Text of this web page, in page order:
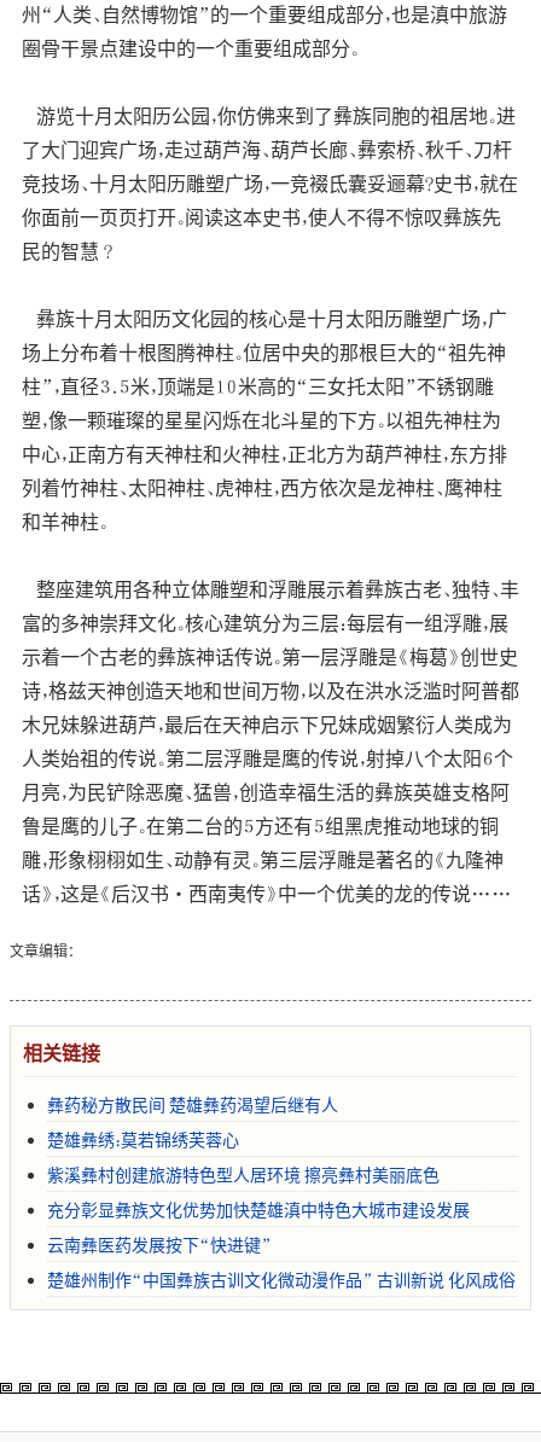
州“人类、自然博物馆”的一个重要组成部分，也是滇中旅游
圈骨干景点建设中的一个重要组成部分。
游览十月太阳历公园，你仿佛来到了彝族同胞的祖居地。进
了大门迎宾广场，走过葫芦海、葫芦长廊、彝索桥、秋千、刀杆
竞技场、十月太阳历雕塑广场，一竞裰氐囊妥逦幕?史书，就在
你面前一页页打开。阅读这本史书，使人不得不惊叹彝族先
民的智慧 ?
彝族十月太阳历文化园的核心是十月太阳历雕塑广场，广
场上分布着十根图腾神柱。位居中央的那根巨大的“祖先神
柱”，直径３．５米，顶端是１０米高的“三女托太阳”不锈钢雕
塑，像一颗璀璨的星星闪烁在北斗星的下方。以祖先神柱为
中心，正南方有天神柱和火神柱，正北方为葫芦神柱，东方排
列着竹神柱、太阳神柱、虎神柱，西方依次是龙神柱、鹰神柱
和羊神柱。
整座建筑用各种立体雕塑和浮雕展示着彝族古老、独特、丰
富的多神崇拜文化。核心建筑分为三层：每层有一组浮雕，展
示着一个古老的彝族神话传说。第一层浮雕是《梅葛》创世史
诗，格兹天神创造天地和世间万物，以及在洪水泛滥时阿普都
木兄妹躲进葫芦，最后在天神启示下兄妹成姻繁衍人类成为
人类始祖的传说。第二层浮雕是鹰的传说，射掉八个太阳６个
月亮，为民铲除恶魔、猛兽，创造幸福生活的彝族英雄支格阿
鲁是鹰的儿子。在第二台的５方还有５组黑虎推动地球的铜
雕，形象栩栩如生、动静有灵。第三层浮雕是著名的《九隆神
话》，这是《后汉书・西南夷传》中一个优美的龙的传说……
文章编辑：
相关链接
彝药秘方散民间 楚雄彝药渴望后继有人
楚雄彝绣：莫若锦绣芙蓉心
紫溪彝村创建旅游特色型人居环境 擦亮彝村美丽底色
充分彰显彝族文化优势加快楚雄滇中特色大城市建设发展
云南彝医药发展按下“快进键”
楚雄州制作“中国彝族古训文化微动漫作品” 古训新说 化风成俗